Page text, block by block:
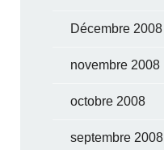
Décembre 2008
novembre 2008
octobre 2008
septembre 2008